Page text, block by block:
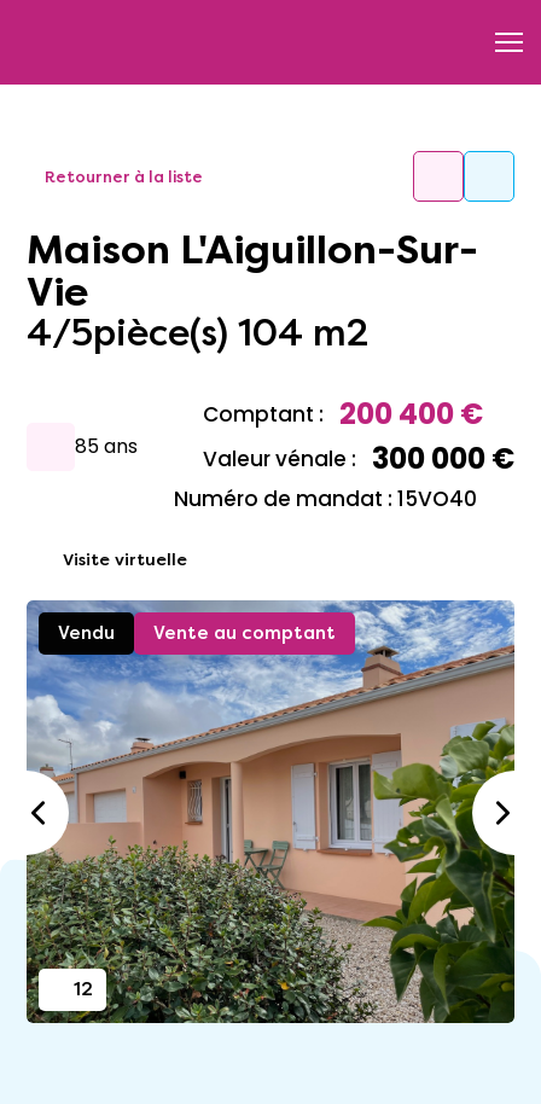
Retourner à la liste
Maison L'Aiguillon-Sur-
Vie
4/5pièce(s) 104 m2
85 ans
Comptant : 200 400 €
Valeur vénale : 300 000 €
Numéro de mandat : 15VO40
Visite virtuelle
Vendu Vente au comptant
12